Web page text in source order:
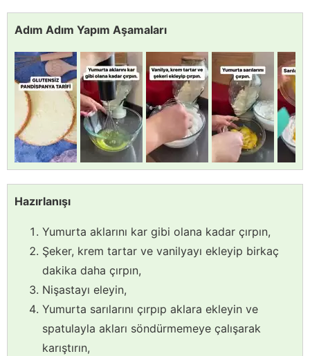
Adım Adım Yapım Aşamaları
Hazırlanışı
Yumurta aklarını kar gibi olana kadar çırpın,
Şeker, krem tartar ve vanilyayı ekleyip birkaç
dakika daha çırpın,
Nişastayı eleyin,
Yumurta sarılarını çırpıp aklara ekleyin ve
spatulayla akları söndürmemeye çalışarak
karıştırın,